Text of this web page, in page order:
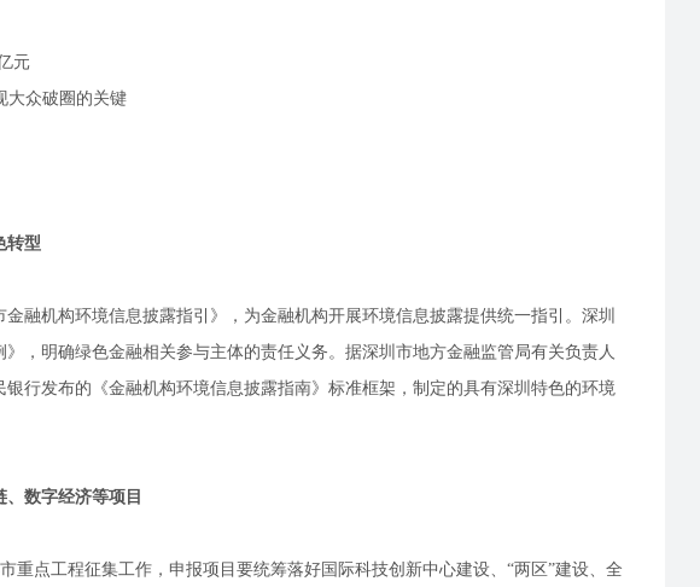
元
大众破圈的关键
转型
融机构环境信息披露指引》，为金融机构开展环境信息披露提供统一指引。深圳
，明确绿色金融相关参与主体的责任义务。据深圳市地方金融监管局有关负责人
行发布的《金融机构环境信息披露指南》标准框架，制定的具有深圳特色的环境
数字经济等项目
重点工程征集工作，申报项目要统筹落好国际科技创新中心建设、“两区”建设、全